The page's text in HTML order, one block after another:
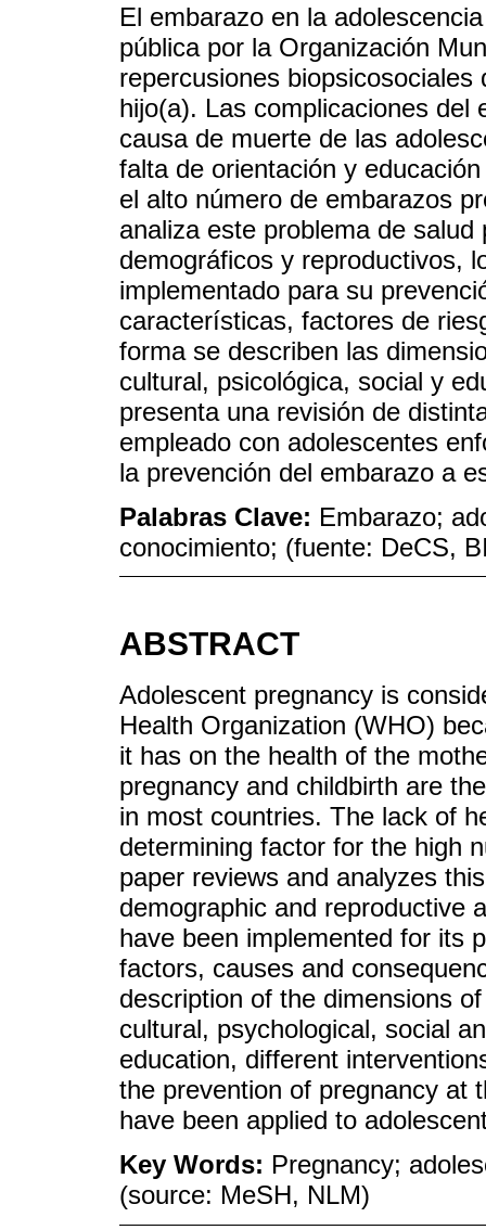
El embarazo en la
pública por la Organización
repercusiones
hijo(a). Las complicaciones del
causa de muerte de las
falta de orientación y
el alto número de embarazos
analiza este problema de
demográficos y reproductivos,
implementado para su
características, factores de
forma se describen las
cultural, psicológica, social y
presenta una revisión de
empleado con adolescentes
la prevención del embarazo a
Palabras Clave: Embarazo;
conocimiento; (fuente: DeCS,
ABSTRACT
Adolescent pregnancy is
Health Organization (WHO)
it has on the health of the
pregnancy and childbirth are
in most countries. The lack of
determining factor for the high
paper reviews and analyzes
demographic and reproductive
have been implemented for its
factors, causes and
description of the dimensions
cultural, psychological, social
education, different
the prevention of pregnancy at
have been applied to
Key Words: Pregnancy;
(source: MeSH, NLM)